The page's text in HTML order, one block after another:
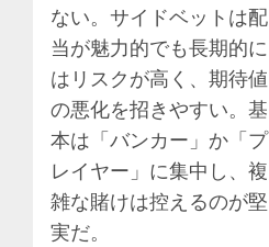
ない。サイドベットは配
当が魅力的でも長期的に
はリスクが高く、期待値
の悪化を招きやすい。基
本は「バンカー」か「プ
レイヤー」に集中し、複
雑な賭けは控えるのが堅
実だ。